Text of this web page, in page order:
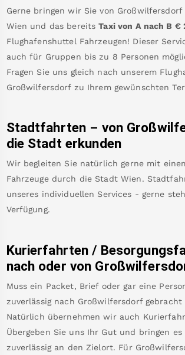
Gerne bringen wir Sie von Großwilfersdorf
Wien und das bereits Taxi von A nach B €
Flughafenshuttel Fahrzeugen! Dieser
auch für Gruppen bis zu 8 Personen
Fragen Sie uns gleich nach unserem
Großwilfersdorf zu Ihrem gewünschten
Stadtfahrten – von
die Stadt erkunden
Wir begleiten Sie natürlich gerne mit
Fahrzeuge durch die Stadt Wien.
unseres individuellen Services - gerne
Verfügung.
Kurierfahrten /
nach oder von
Muss ein Packet, Brief oder gar eine
zuverlässig nach Großwilfersdorf gebracht
Natürlich übernehmen wir auch
Übergeben Sie uns Ihr Gut und bringen
zuverlässig an den Zielort. Für